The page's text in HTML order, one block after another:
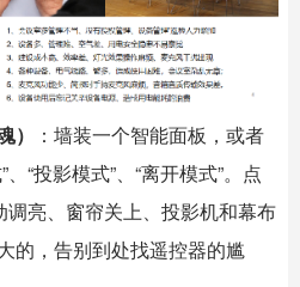
）
：墙装一个智能面板，或者
“投影模式”、“离开模式”。点
调亮、窗帘关上、投影机和幕布
的，告别到处找遥控器的尴